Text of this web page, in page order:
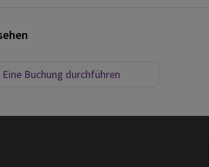
Eine Buchung durchführen